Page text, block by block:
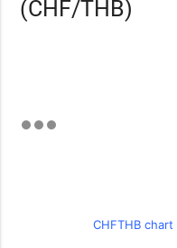
(CHF/THB)
CHFTHB chart